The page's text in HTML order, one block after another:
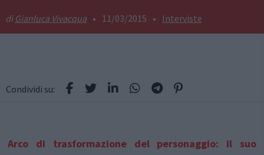
Gianluca Vivacqua • 11/03/2015 • Interviste
Condividi su:
Arco di trasformazione del personaggio: il suo